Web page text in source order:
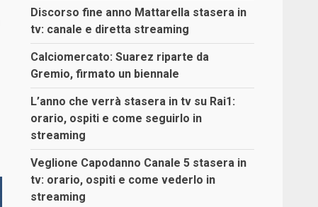
Discorso fine anno Mattarella stasera in
tv: canale e diretta streaming
Calciomercato: Suarez riparte da
Gremio, firmato un biennale
L’anno che verrà stasera in tv su Rai1:
orario, ospiti e come seguirlo in
streaming
Veglione Capodanno Canale 5 stasera in
tv: orario, ospiti e come vederlo in
streaming